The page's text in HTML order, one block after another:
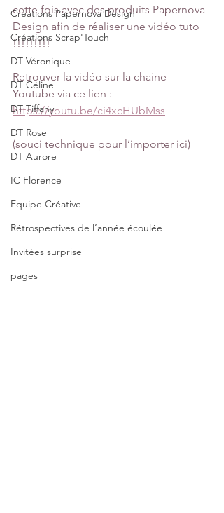
Créations Papernova Design
Créations Scrap'Touch
DT Véronique
DT Céline
DT Tiffany
DT Rose
DT Aurore
IC Florence
Equipe Créative
Rétrospectives de l’année écoulée
Invitées surprise
pages
cette fois avec des produits Papernova
Design afin de réaliser une vidéo tuto
!!!!!!!!!
Retrouver la vidéo sur la chaine
Youtube via ce lien :
https://youtu.be/ci4xcHUbMss
(souci technique pour l’importer ici)